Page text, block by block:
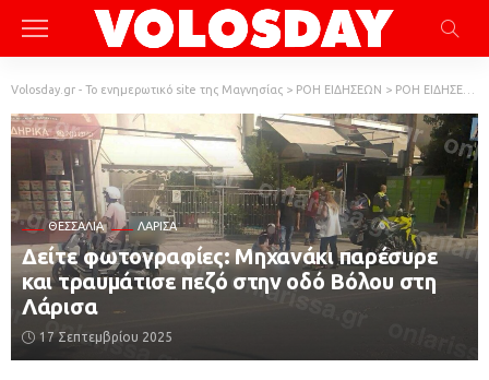
Volosday.gr - Το ενημερωτικό site της Μαγνησίας > ΡΟΗ ΕΙΔΗΣΕΩΝ > ΡΟΗ ΕΙΔΗΣΕΩΝ
ΘΕΣΣΑΛΊΑ ΛΆΡΙΣΑ
Δείτε φωτογραφίες: Μηχανάκι παρέσυρε
και τραυμάτισε πεζό στην οδό Βόλου στη
Λάρισα
17 Σεπτεμβρίου 2025